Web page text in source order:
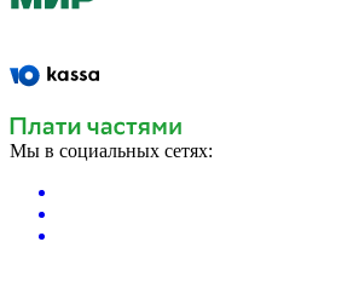
Мы в социальных сетях: